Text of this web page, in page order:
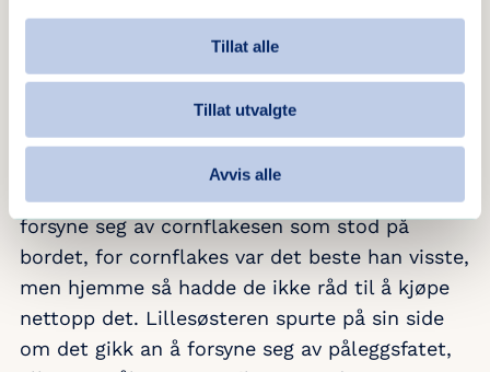
Tillat alle
Tillat utvalgte
Avvis alle
Sterke øyeblikk
De forteller om en av familiene som var på
ferieuken på Birkeland, hvor et av barna spurte
flere ganger om det virkelig gikk an å skulle
forsyne seg av cornflakesen som stod på
bordet, for cornflakes var det beste han visste,
men hjemme så hadde de ikke råd til å kjøpe
nettopp det. Lillesøsteren spurte på sin side
om det gikk an å forsyne seg av påleggsfatet,